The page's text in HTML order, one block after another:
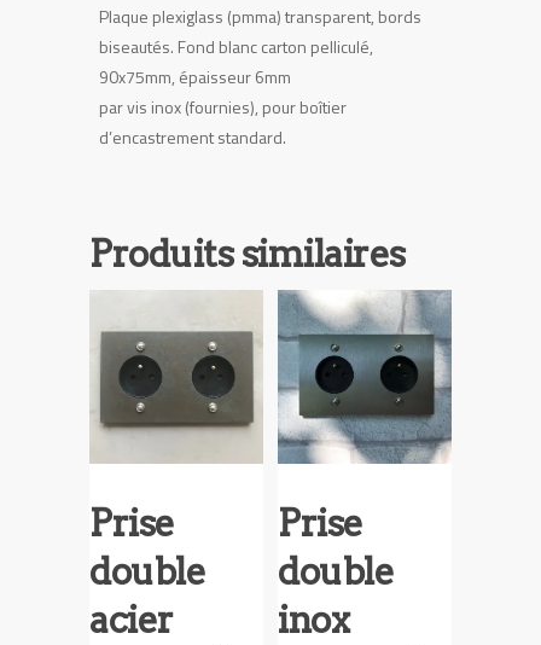
Plaque plexiglass (pmma) transparent, bords
biseautés. Fond blanc carton pelliculé,
90x75mm, épaisseur 6mm
par vis inox (fournies), pour boîtier
d’encastrement standard.
Produits similaires
Prise
double
acier
Prise
double
inox